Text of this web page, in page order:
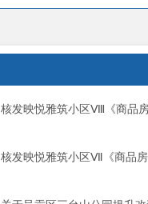
核发映悦雅筑小区Ⅷ《商品
核发映悦雅筑小区Ⅶ《商品